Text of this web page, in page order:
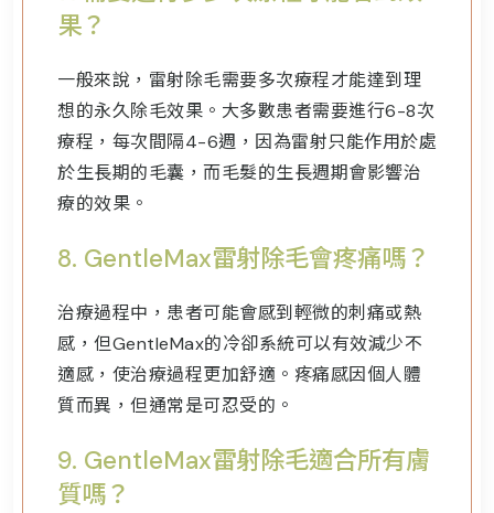
果？
一般來說，雷射除毛需要多次療程才能達到理
想的永久除毛效果。大多數患者需要進行6-8次
療程，每次間隔4-6週，因為雷射只能作用於處
於生長期的毛囊，而毛髮的生長週期會影響治
療的效果。
8. GentleMax雷射除毛會疼痛嗎？
治療過程中，患者可能會感到輕微的刺痛或熱
感，但GentleMax的冷卻系統可以有效減少不
適感，使治療過程更加舒適。疼痛感因個人體
質而異，但通常是可忍受的。
9. GentleMax雷射除毛適合所有膚
質嗎？